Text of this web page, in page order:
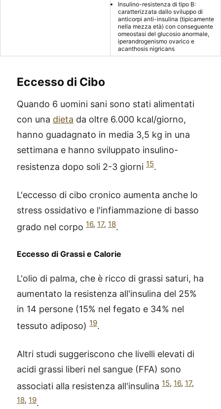
Insulino-resistenza di tipo B:
caratterizzata dallo sviluppo di
anticorpi anti-insulina (tipicamente
nella mezza età) con conseguente
omeostasi del glucosio anormale,
iperandrogenismo ovarico e
acanthosis nigricans
Eccesso di Cibo
Quando 6 uomini sani sono stati alimentati
con una dieta da oltre 6.000 kcal/giorno,
hanno guadagnato in media 3,5 kg in una
settimana e hanno sviluppato insulino-
resistenza dopo soli 2-3 giorni 15.
L'eccesso di cibo cronico aumenta anche lo
stress ossidativo e l'infiammazione di basso
grado nel corpo 16, 17, 18.
Eccesso di Grassi e Calorie
L'olio di palma, che è ricco di grassi saturi, ha
aumentato la resistenza all'insulina del 25%
in 14 persone (15% nel fegato e 34% nel
tessuto adiposo) 19.
Altri studi suggeriscono che livelli elevati di
acidi grassi liberi nel sangue (FFA) sono
associati alla resistenza all'insulina 15, 16, 17,
18, 19.